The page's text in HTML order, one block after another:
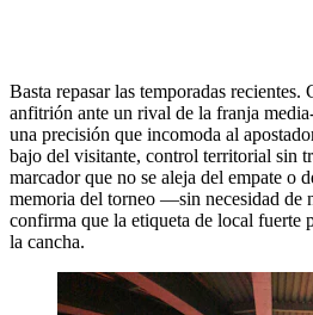
Basta repasar las temporadas
anfitrión ante un rival de la franja
una precisión que incomoda al
bajo del visitante, control territorial sin
marcador que no se aleja del empate o
memoria del torneo —sin necesidad de
confirma que la etiqueta de local fuerte
la cancha.